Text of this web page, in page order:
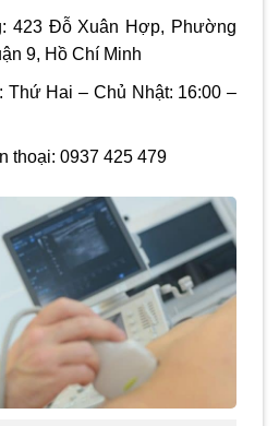
423 Đỗ Xuân Hợp, Phường
9, Hồ Chí Minh
Hai – Chủ Nhật: 16:00 –
thoại: 0937 425 479